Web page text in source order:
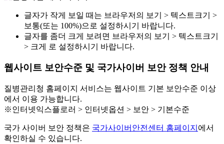
글자가 작게 보일 때는 브라우저의 보기 > 텍스트크기 >
보통(또는 100%)으로 설정하시기 바랍니다.
글자를 좀더 크게 보려면 브라우저의 보기 > 텍스트크기
> 크게 로 설정하시기 바랍니다.
웹사이트 보안수준 및 국가사이버 보안 정책 안내
질병관리청 홈페이지 서비스는 웹사이트 기본 보안수준 이상
에서 이용 가능합니다.
※인터넷익스플로러 > 인터넷옵션 > 보안 > 기본수준
국가 사이버 보안 정책은 국가사이버안전센터 홈페이지 에서
확인하실 수 있습니다.